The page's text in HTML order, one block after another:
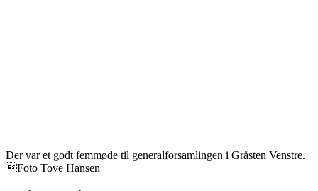
Der var et godt femmøde til generalforsamlingen i Gråsten Venstre.
Foto Tove Hansen